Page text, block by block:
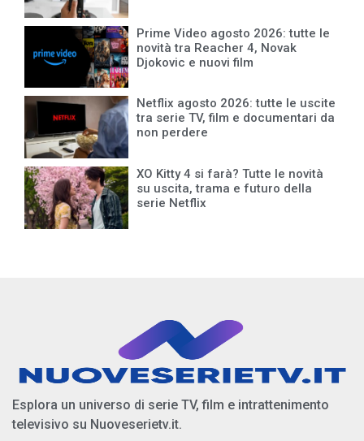
Prime Video agosto 2026: tutte le
novità tra Reacher 4, Novak
Djokovic e nuovi film
Netflix agosto 2026: tutte le uscite
tra serie TV, film e documentari da
non perdere
XO Kitty 4 si farà? Tutte le novità
su uscita, trama e futuro della
serie Netflix
Esplora un universo di serie TV, film e intrattenimento
televisivo su Nuoveserietv.it.